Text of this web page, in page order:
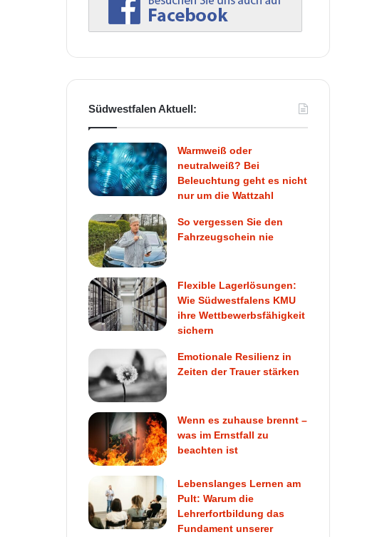
Südwestfalen Aktuell:
Warmweiß oder
neutralweiß? Bei
Beleuchtung geht es nicht
nur um die Wattzahl
So vergessen Sie den
Fahrzeugschein nie
Flexible Lagerlösungen:
Wie Südwestfalens KMU
ihre Wettbewerbsfähigkeit
sichern
Emotionale Resilienz in
Zeiten der Trauer stärken
Wenn es zuhause brennt –
was im Ernstfall zu
beachten ist
Lebenslanges Lernen am
Pult: Warum die
Lehrerfortbildung das
Fundament unserer